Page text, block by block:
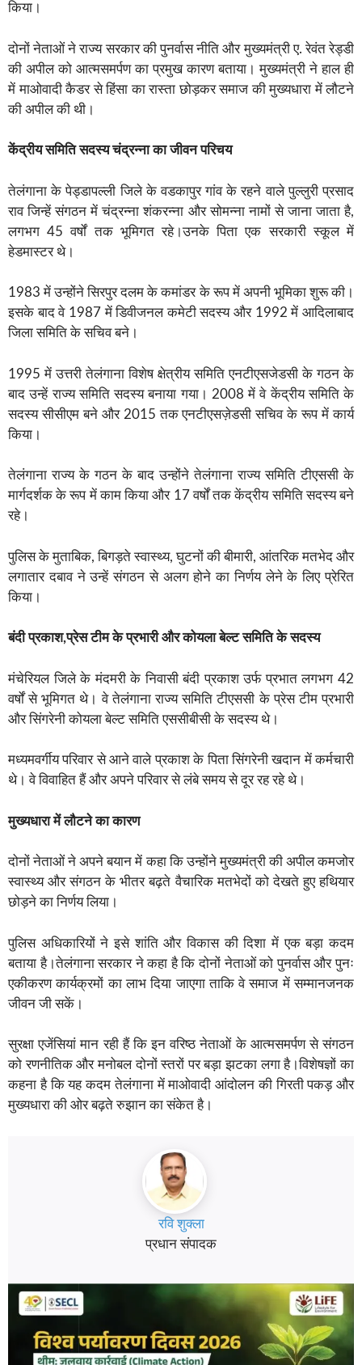
किया।
दोनों नेताओं ने राज्य सरकार की पुनर्वास नीति और मुख्यमंत्री ए. रेवंत रेड्डी
की अपील को आत्मसमर्पण का प्रमुख कारण बताया। मुख्यमंत्री ने हाल ही
में माओवादी कैडर से हिंसा का रास्ता छोड़कर समाज की मुख्यधारा में लौटने
की अपील की थी।
केंद्रीय समिति सदस्य चंद्रन्ना का जीवन परिचय
तेलंगाना के पेड्डापल्ली जिले के वडकापुर गांव के रहने वाले पुल्लुरी प्रसाद
राव जिन्हें संगठन में चंद्रन्ना शंकरन्ना और सोमन्ना नामों से जाना जाता है,
लगभग 45 वर्षों तक भूमिगत रहे।उनके पिता एक सरकारी स्कूल में
हेडमास्टर थे।
1983 में उन्होंने सिरपुर दलम के कमांडर के रूप में अपनी भूमिका शुरू की।
इसके बाद वे 1987 में डिवीजनल कमेटी सदस्य और 1992 में आदिलाबाद
जिला समिति के सचिव बने।
1995 में उत्तरी तेलंगाना विशेष क्षेत्रीय समिति एनटीएसजेडसी के गठन के
बाद उन्हें राज्य समिति सदस्य बनाया गया। 2008 में वे केंद्रीय समिति के
सदस्य सीसीएम बने और 2015 तक एनटीएसज़ेडसी सचिव के रूप में कार्य
किया।
तेलंगाना राज्य के गठन के बाद उन्होंने तेलंगाना राज्य समिति टीएससी के
मार्गदर्शक के रूप में काम किया और 17 वर्षों तक केंद्रीय समिति सदस्य बने
रहे।
पुलिस के मुताबिक, बिगड़ते स्वास्थ्य, घुटनों की बीमारी, आंतरिक मतभेद और
लगातार दबाव ने उन्हें संगठन से अलग होने का निर्णय लेने के लिए प्रेरित
किया।
बंदी प्रकाश,प्रेस टीम के प्रभारी और कोयला बेल्ट समिति के सदस्य
मंचेरियल जिले के मंदमरी के निवासी बंदी प्रकाश उर्फ ​​प्रभात लगभग 42
वर्षों से भूमिगत थे। वे तेलंगाना राज्य समिति टीएससी के प्रेस टीम प्रभारी
और सिंगरेनी कोयला बेल्ट समिति एससीबीसी के सदस्य थे।
मध्यमवर्गीय परिवार से आने वाले प्रकाश के पिता सिंगरेनी खदान में कर्मचारी
थे। वे विवाहित हैं और अपने परिवार से लंबे समय से दूर रह रहे थे।
मुख्यधारा में लौटने का कारण
दोनों नेताओं ने अपने बयान में कहा कि उन्होंने मुख्यमंत्री की अपील कमजोर
स्वास्थ्य और संगठन के भीतर बढ़ते वैचारिक मतभेदों को देखते हुए हथियार
छोड़ने का निर्णय लिया।
पुलिस अधिकारियों ने इसे शांति और विकास की दिशा में एक बड़ा कदम
बताया है।तेलंगाना सरकार ने कहा है कि दोनों नेताओं को पुनर्वास और पुनः
एकीकरण कार्यक्रमों का लाभ दिया जाएगा ताकि वे समाज में सम्मानजनक
जीवन जी सकें।
सुरक्षा एजेंसियां मान रही हैं कि इन वरिष्ठ नेताओं के आत्मसमर्पण से संगठन
को रणनीतिक और मनोबल दोनों स्तरों पर बड़ा झटका लगा है।विशेषज्ञों का
कहना है कि यह कदम तेलंगाना में माओवादी आंदोलन की गिरती पकड़ और
मुख्यधारा की ओर बढ़ते रुझान का संकेत है।
रवि शुक्ला
प्रधान संपादक